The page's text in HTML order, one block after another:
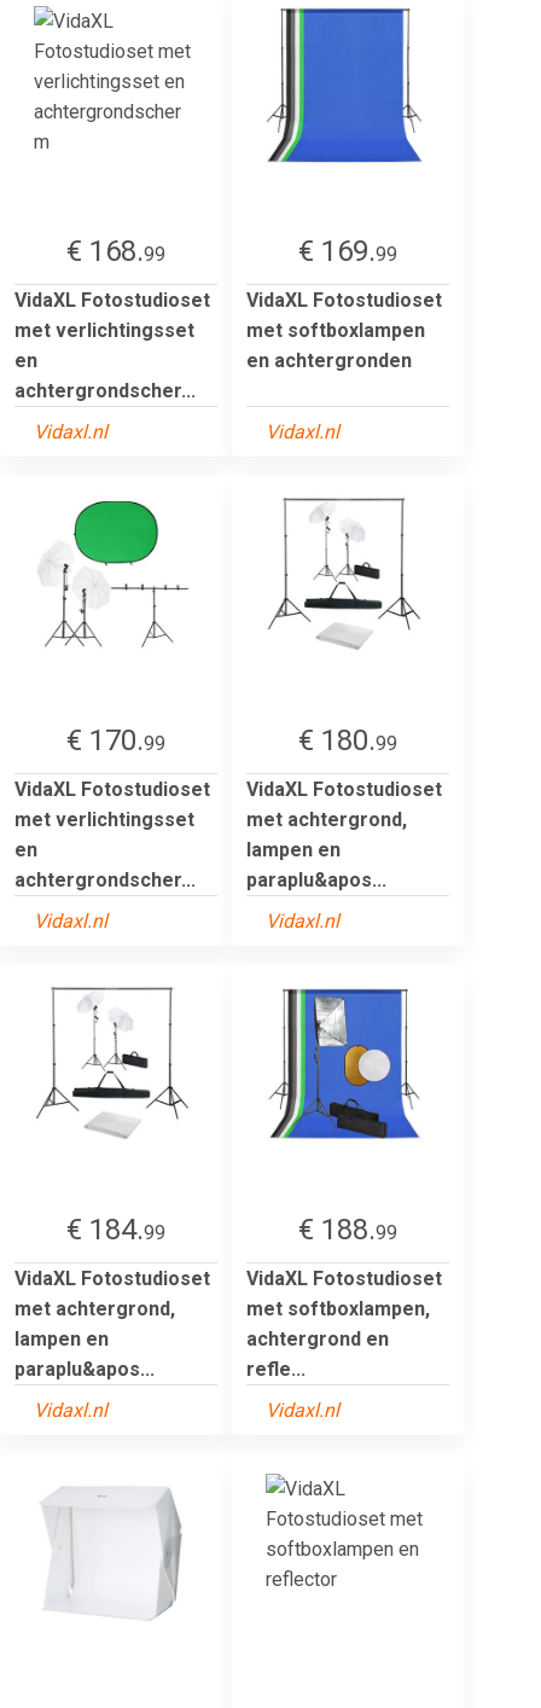
€ 168.99
VidaXL Fotostudioset
met verlichtingsset
en
achtergrondscher...
Vidaxl.nl
€ 169.99
VidaXL Fotostudioset
met softboxlampen
en achtergronden
Vidaxl.nl
€ 170.99
VidaXL Fotostudioset
met verlichtingsset
en
achtergrondscher...
Vidaxl.nl
€ 180.99
VidaXL Fotostudioset
met achtergrond,
lampen en
paraplu&apos...
Vidaxl.nl
€ 184.99
VidaXL Fotostudioset
met achtergrond,
lampen en
paraplu&apos...
Vidaxl.nl
€ 188.99
VidaXL Fotostudioset
met softboxlampen,
achtergrond en
refle...
Vidaxl.nl